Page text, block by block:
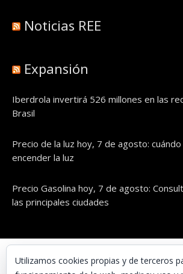
Noticias REE
Expansión
Iberdrola invertirá 526 millones en las
Brasil
Precio de la luz hoy, 7 de agosto:
encender la luz
Precio Gasolina hoy, 7 de agosto:
las principales ciudades
© UNAENERGÍA, S.L.
Utilizamos cookies propias y de terceros